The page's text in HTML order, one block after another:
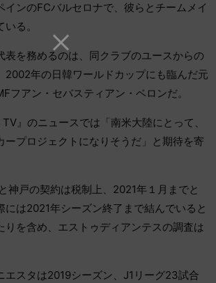
インのFCバルセロナで、彼らとチームメイ
る。
を務めるのは、同クラブのユースからの
2002年の日韓ワールドカップにも臨んだ元
フアン・セバスティアン・ベロンだ。
』のニュースでは「南米大陸にとって、
ープロジェクトになりそうだ」と期待を寄
戸の契約は税制上、2021年１月までと
には2021年シーズン終了まで結んでいると
りを含め、エストゥディアンテスの調査は
スタは2019シーズン、J1リーグ23試合